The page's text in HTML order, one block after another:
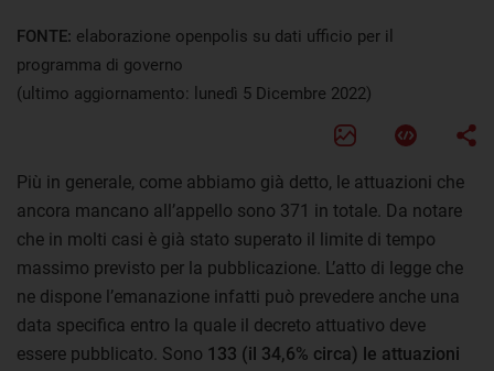
FONTE: elaborazione openpolis su dati ufficio per il
programma di governo
(ultimo aggiornamento: lunedì 5 Dicembre 2022)
Più in generale, come abbiamo già detto, le attuazioni che
ancora mancano all’appello sono 371 in totale. Da notare
che in molti casi è già stato superato il limite di tempo
massimo previsto per la pubblicazione. L’atto di legge che
ne dispone l’emanazione infatti può prevedere anche una
data specifica entro la quale il decreto attuativo deve
essere pubblicato. Sono 133 (il 34,6% circa) le attuazioni